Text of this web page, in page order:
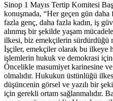
Sinop 1 Mayıs Tertip Komitesi
konuşmada, “Her geçen gün
fazla genç, daha fazla kadın, iş
alınmış bir şekilde yaşam
ilkesi, biz emekçilerin sürdürdüğü
İşçiler, emekçiler olarak bu ilkeye
işlemlerin hukuk ve demokrasi
Öncelikle masumiyet karinesine
olmalıdır. Hukukun üstünlüğü
düşüncenin görsel ve yazılı bir
için gerekli ortam sağlanmalıdır.